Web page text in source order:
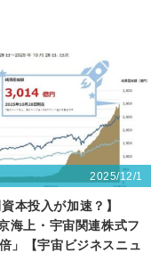
2025/12/1
本投入が加速？】
海上・宇宙関連株式フ
」【宇宙ビジネスニュ